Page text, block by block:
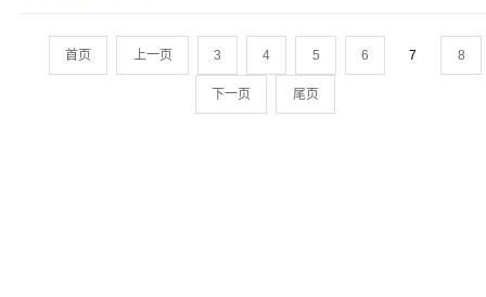
首页 上一页 3 4 5 6 7 8
下一页 尾页